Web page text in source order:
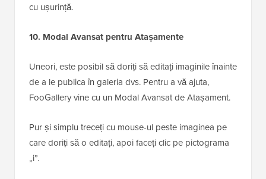
cu ușurință.
10. Modal Avansat pentru Atașamente
Uneori, este posibil să doriți să editați imaginile înainte
de a le publica în galeria dvs. Pentru a vă ajuta,
FooGallery vine cu un Modal Avansat de Atașament.
Pur și simplu treceți cu mouse-ul peste imaginea pe
care doriți să o editați, apoi faceți clic pe pictograma
„i”.